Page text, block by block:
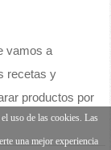
vamos a
recetas y
productos por
uso de las cookies. Las
una mejor experiencia